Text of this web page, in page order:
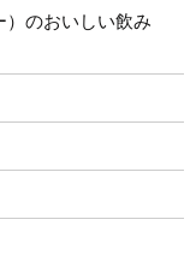
）のおいしい飲み